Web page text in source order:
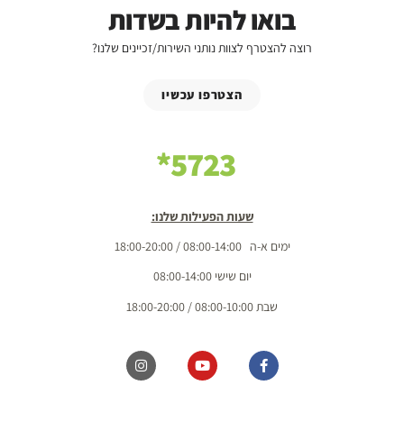
בואו להיות בשדות
רוצה להצטרף לצוות נותני השירות/זכיינים שלנו?
הצטרפו עכשיו
5723*
שעות הפעילות שלנו:
ימים א-ה 08:00-14:00 / 18:00-20:00
יום שישי 08:00-14:00
שבת 08:00-10:00 / 18:00-20:00